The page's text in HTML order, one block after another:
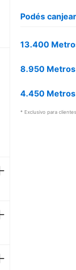
Podés
13.400
8.950 Metros
4.450 Metros
* Exclusivo para